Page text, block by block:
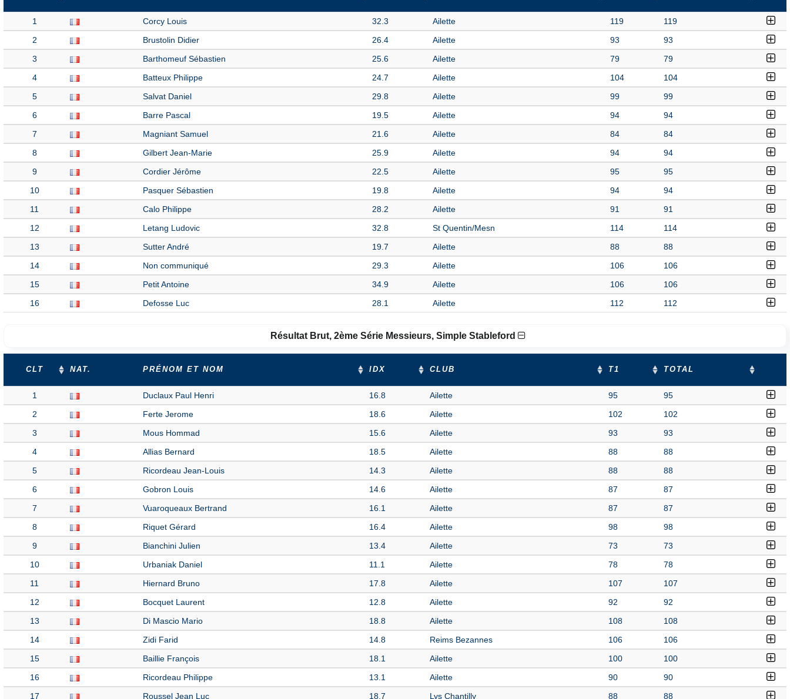
1 Corcy Louis 32.3 Ailette 119
119
2
Brustolin Didier 26.4 Ailette 93
93
3
Barthomeuf Sébastien 25.6 Ailette 79
79
4
Batteux Philippe 24.7 Ailette 104
104
5
Salvat Daniel 29.8 Ailette 99
99
6
Barre Pascal 19.5 Ailette 94
94
7
Magniant Samuel 21.6 Ailette 84
84
8
Gilbert Jean-Marie 25.9 Ailette 94
94
9
Cordier Jérôme 22.5 Ailette 95
95
10
Pasquer Sébastien 19.8 Ailette 94
94
11
Calo Philippe 28.2 Ailette 91
91
12
Letang Ludovic 32.8 St Quentin/Mesn 114
114
13
Sutter André 19.7 Ailette 88
88
14
Non communiqué 29.3 Ailette 106
106
15
Petit Antoine 34.9 Ailette 106
106
16
Defosse Luc 28.1 Ailette 112 112
Résultat Brut, 2ème Série Messieurs, Simple Stableford
CLT NAT. PRÉNOM ET NOM IDX CLUB T1 TOTAL
1 Duclaux Paul Henri 16.8 Ailette 95
95
2
Ferte Jerome 18.6 Ailette 102
102
3
Mous Hommad 15.6 Ailette 93
93
4
Allias Bernard 18.5 Ailette 88
88
5
Ricordeau Jean-Louis 14.3 Ailette 88
88
6
Gobron Louis 14.6 Ailette 87
87
7
Vuaroqueaux Bertrand 16.1 Ailette 87
87
8
Riquet Gérard 16.4 Ailette 98
98
9
Bianchini Julien 13.4 Ailette 73
73
10
Urbaniak Daniel 11.1 Ailette 78
78
11
Hiernard Bruno 17.8 Ailette 107
107
12
Bocquet Laurent 12.8 Ailette 92
92
13
Di Mascio Mario 18.8 Ailette 108
108
14
Zidi Farid 14.8 Reims Bezannes 106
106
15
Baillie François 18.1 Ailette 100
100
16
Ricordeau Philippe 13.1 Ailette 90
90
17
Roussel Jean Luc 18.7 Lys Chantilly 88 88